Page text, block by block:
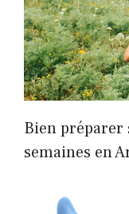
Bien préparer
semaines en